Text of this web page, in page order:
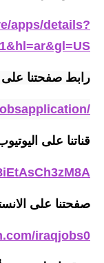
apps/details?
رابط صفحتنا على
قناتنا على
صفحتنا على
iraqjobs0/